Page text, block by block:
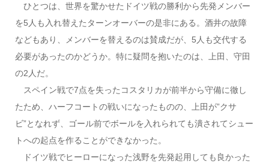
ひとつは、世界を驚かせたドイツ戦の勝利から先発メンバー
を5人も入れ替えたターンオーバーの是非にある。酒井の故障
などもあり、メンバーを替えるのは賛成だが、5人も交代する
必要があったのかどうか。特に疑問を抱いたのは、上田、守田
の2人だ。
スペイン戦で7点を失ったコスタリカが前半から守備に徹し
たため、ハーフコートの戦いになったものの、上田が”クサ
ビ”となれず、ゴール前でボールを入れられても潰されてシュー
トへの起点を作ることができなかった。
ドイツ戦でヒーローになった浅野を先発起用しても良かった